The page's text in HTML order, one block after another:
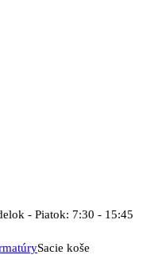
- Piatok: 7:30 - 15:45
Sacie koše